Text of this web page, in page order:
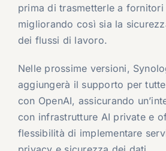
prima di trasmetterle a
migliorando così sia la
dei flussi di lavoro.
Nelle prossime versioni,
aggiungerà il supporto per
con OpenAI, assicurando
con infrastrutture AI private e
flessibilità di implementare